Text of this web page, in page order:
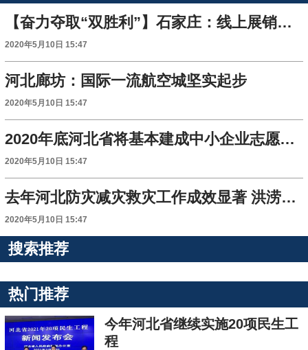
【奋力夺取“双胜利”】石家庄：线上展销会 直播+带货
2020年5月10日 15:47
河北廊坊：国际一流航空城坚实起步
2020年5月10日 15:47
2020年底河北省将基本建成中小企业志愿服务体系
2020年5月10日 15:47
去年河北防灾减灾救灾工作成效显著 洪涝灾害损失同比下降79.54%
2020年5月10日 15:47
搜索推荐
热门推荐
今年河北省继续实施20项民生工
程